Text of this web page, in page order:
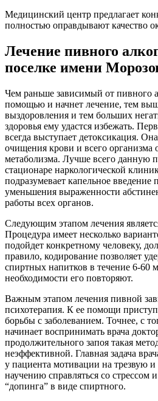
Медицинский центр предлагает
полностью оправдывают качество
Лечение пивного
поселке имени
Чем раньше зависимый от пивного
помощью и начнет лечение, тем
выздоровления и тем больших
здоровья ему удастся избежать.
всегда выступает детоксикация.
очищения крови и всего организма
метаболизма. Лучше всего данную
стационаре наркологической
подразумевает капельное введение
уменьшения выраженности
работы всех органов.
Следующим этапом лечения
Процедура имеет несколько
подойдет конкретному человеку,
правило, кодирование позволяет
спиртных напитков в течение 6-60
необходимости его повторяют.
Важным этапом лечения пивной
психотерапия. К ее помощи
борьбы с заболеванием. Точнее, с
начинает воспринимать врача
продолжительного запоя такая
неэффективной. Главная задача
у пациента мотивации на трезвую
научению справляться со стрессом
“допинга” в виде спиртного.